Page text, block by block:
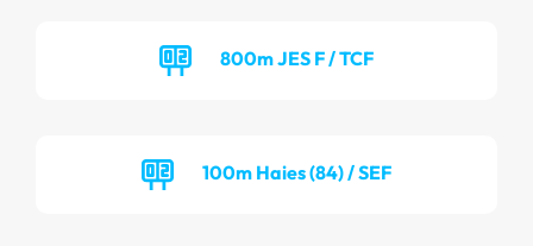
800m JES F / TCF
100m Haies (84) / SEF